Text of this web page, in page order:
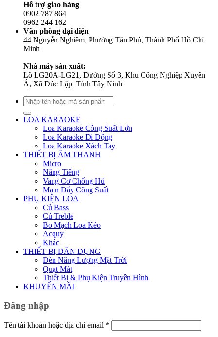
Hỗ trợ giao hàng
0902 787 864
0962 244 162
Văn phòng đại diện
44 Nguyễn Nghiêm, Phường Tân Phú, Thành Phố Hồ Chí
Minh
Nhà máy sản xuất:
Lô LG20A-LG21, Đường Số 3, Khu Công Nghiệp Xuyên
Á, Xã Đức Lập, Tỉnh Tây Ninh
Tìm
kiếm:
LOA KARAOKE
Loa Karaoke Công Suất Lớn
Loa Karaoke Di Động
Loa Karaoke Xách Tay
THIẾT BỊ ÂM THANH
Micro
Nâng Tiếng
Vang Cơ Chống Hú
Main Đẩy Công Suất
PHỤ KIỆN LOA
Củ Bass
Củ Treble
Bo Mạch Loa Kéo
Acquy
Khác
THIẾT BỊ DÂN DỤNG
Đèn Năng Lượng Mặt Trời
Quạt Mát
Thiết Bị & Phụ Kiện Truyền Hình
KHUYẾN MÃI
Đăng nhập
Tên tài khoản hoặc địa chỉ email *
buộc